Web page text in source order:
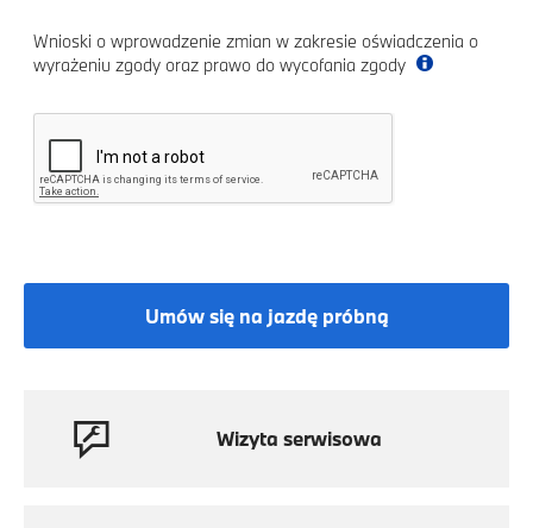
Wnioski o wprowadzenie zmian w zakresie oświadczenia o
wyrażeniu zgody oraz prawo do wycofania zgody
Umów się na jazdę próbną
Wizyta serwisowa